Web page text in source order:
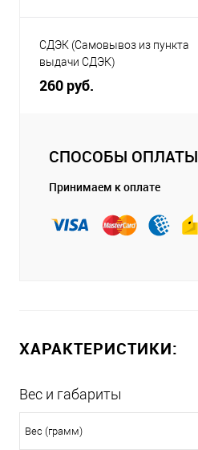
СДЭК (Самовывоз из пункта
выдачи СДЭК)
260 руб.
СПОСОБЫ ОПЛАТЫ
Принимаем к оплате
ХАРАКТЕРИСТИКИ:
Вес и габариты
Вес (грамм)